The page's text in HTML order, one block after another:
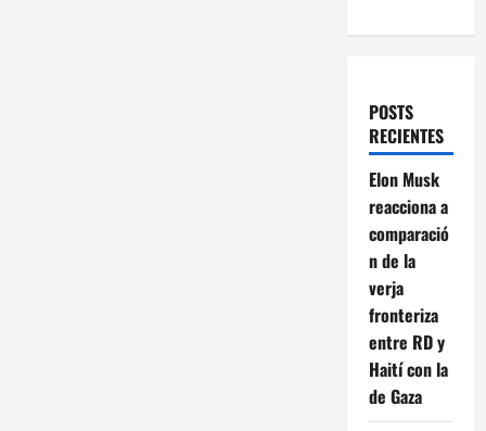
POSTS
RECIENTES
Elon Musk
reacciona a
comparació
n de la
verja
fronteriza
entre RD y
Haití con la
de Gaza